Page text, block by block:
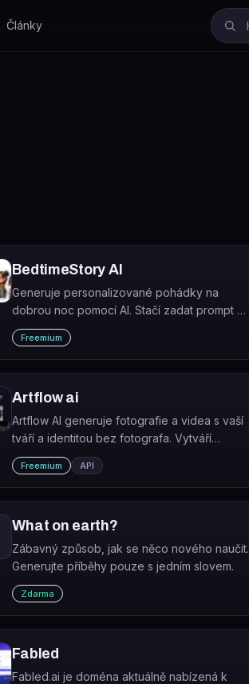
Články
BedtimeStory AI
Generuje personalizované pohádky na
dobrou noc pomocí AI. Stačí zadat prompt a
nástroj vytvoří příběh s vlastními postavami,
žánrem, uměleckým stylem a morálkou.
Freemium
Artflow ai
Artflow AI generuje fotografie a videa s vaší
tváří a identitou bez fotografa. Vytváří
konzistentní vizuální obsah pro osobní
značku, sociální sítě a marketing.
Freemium API
What on earth?
Zábavný způsob, jak se něco nového naučit.
Generujte příběhy pouze s jedním slovem.
Zdarma
Fabled
Fabled.ai je doména aktuálně nabízená k